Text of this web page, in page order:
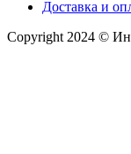
Доставка и
Copyright 2024 ©